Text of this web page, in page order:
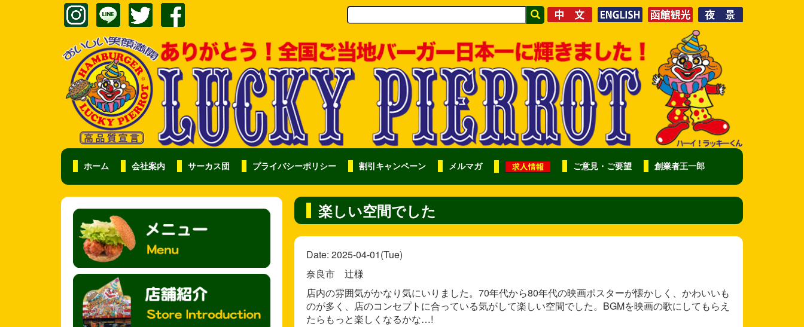
ホーム 会社案内 サーカス団 プライバシーポリシー 割引キャンペーン メルマガ ご意見・ご要望 創業者王一郎
楽しい空間でした
Date: 2025-04-01(Tue)
奈良市 辻様
店内の雰囲気がかなり気にいりました。70年代から80年代の映画ポスターが懐かしく、かわいいも
のが多く、店のコンセプトに合っている気がして楽しい空間でした。BGMを映画の歌にしてもらえ
たらもっと楽しくなるかな…!